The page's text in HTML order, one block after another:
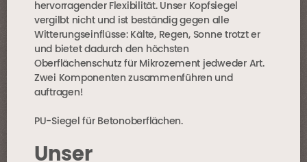
hervorragender Flexibilität. Unser Kopfsiegel
vergilbt nicht und ist beständig gegen alle
Witterungseinflüsse: Kälte, Regen, Sonne trotzt er
und bietet dadurch den höchsten
Oberflächenschutz für Mikrozement jedweder Art.
Zwei Komponenten zusammenführen und
auftragen!
PU-Siegel für Betonoberflächen.
Unser